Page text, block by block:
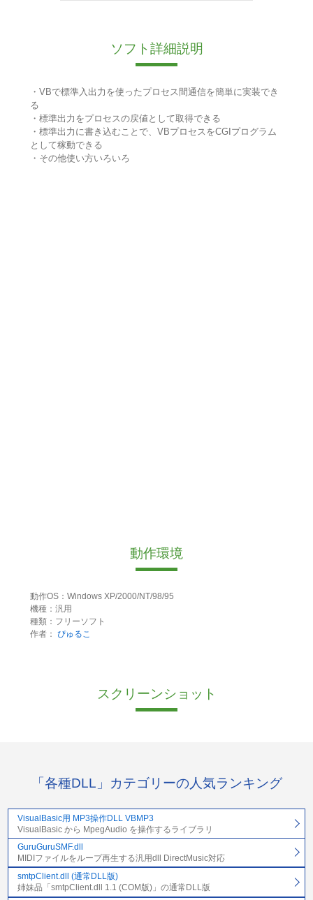
ソフト詳細説明
・VBで標準入出力を使ったプロセス間通信を簡単に実装でき
る
・標準出力をプロセスの戻値として取得できる
・標準出力に書き込むことで、VBプロセスをCGIプログラム
として稼動できる
・その他使い方いろいろ
動作環境
動作OS：Windows XP/2000/NT/98/95
機種：汎用
種類：フリーソフト
作者： ぴゅるこ
スクリーンショット
「各種DLL」カテゴリーの人気ランキング
VisualBasic用 MP3操作DLL VBMP3
VisualBasic から MpegAudio を操作するライブラリ
GuruGuruSMF.dll
MIDIファイルをループ再生する汎用dll DirectMusic対応
smtpClient.dll (通常DLL版)
姉妹品「smtpClient.dll 1.1 (COM版)」の通常DLL版